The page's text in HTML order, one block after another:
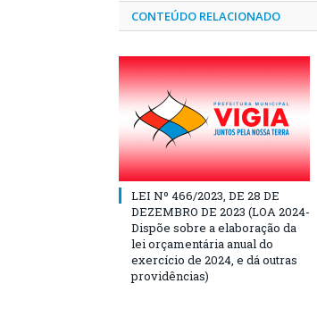
CONTEÚDO RELACIONADO
LEI Nº 466/2023, DE 28 DE
DEZEMBRO DE 2023 (LOA 2024-
Dispõe sobre a elaboração da
lei orçamentária anual do
exercício de 2024, e dá outras
providências)